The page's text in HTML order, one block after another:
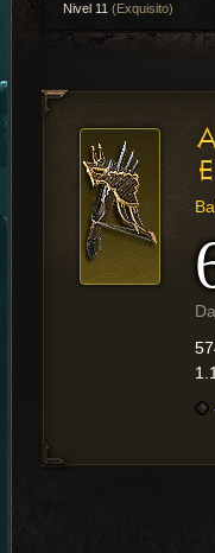
Nivel 11 (Exquisito)